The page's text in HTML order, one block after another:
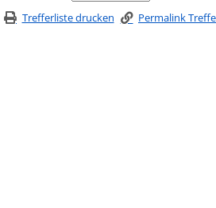
Trefferliste drucken
Permalink